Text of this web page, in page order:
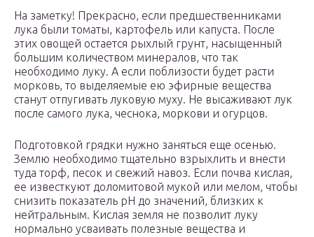
На заметку! Прекрасно, если предшественниками
лука были томаты, картофель или капуста. После
этих овощей остается рыхлый грунт, насыщенный
большим количеством минералов, что так
необходимо луку. А если поблизости будет расти
морковь, то выделяемые ею эфирные вещества
станут отпугивать луковую муху. Не высаживают лук
после самого лука, чеснока, моркови и огурцов.
Подготовкой грядки нужно заняться еще осенью.
Землю необходимо тщательно взрыхлить и внести
туда торф, песок и свежий навоз. Если почва кислая,
ее известкуют доломитовой мукой или мелом, чтобы
снизить показатель pH до значений, близких к
нейтральным. Кислая земля не позволит луку
нормально усваивать полезные вещества и